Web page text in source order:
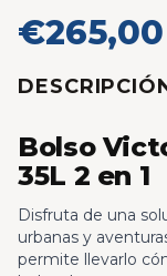
€265,00
Bolso
35L 2 en 1
Disfruta de una
urbanas y
permite llevarlo